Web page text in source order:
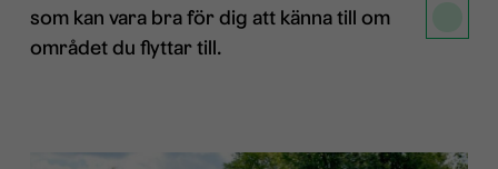
som kan vara bra för dig att känna till om
området du flyttar till.